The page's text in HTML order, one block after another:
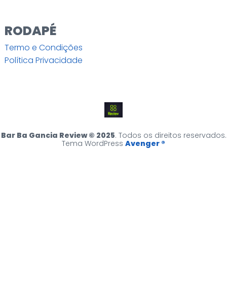
RODAPÉ
Termo e Condições
Política Privacidade
Bar Ba Gancia Review © 2025. Todos os direitos reservados.
Tema WordPress Avenger ®